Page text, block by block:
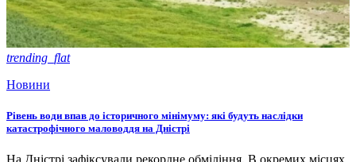
trending_flat
Новини
Рівень води впав до історичного мінімуму: які будуть наслідки
катастрофічного маловоддя на Дністрі
На Дністрі зафіксували рекордне обміління. В окремих місцях